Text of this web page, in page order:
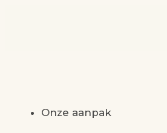
Onze aanpak